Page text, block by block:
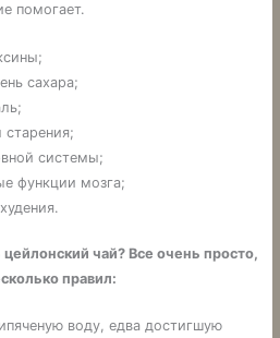
помогает.
сахара;
системы;
функции мозга;
цейлонский чай? Все очень просто,
правил:
воду, едва достигшую